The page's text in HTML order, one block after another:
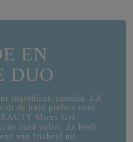
EN
DUO
ingrediënt: camelia. LA
de huid perfect voor
Micro Gel
de huid voller. Ze heeft
van frisheid uit.